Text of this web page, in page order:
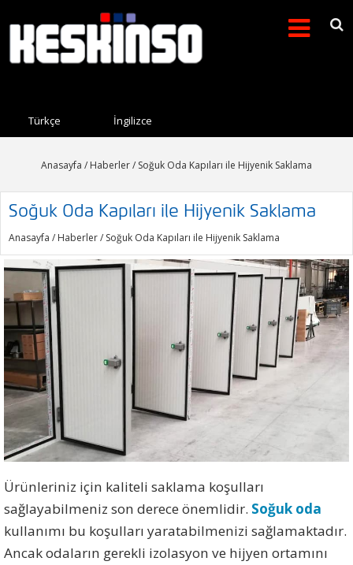
Arama formu
Türkçe İngilizce
Anasayfa / Haberler/ Soğuk Oda Kapıları ile Hijyenik Saklama
Soğuk Oda Kapıları ile Hijyenik Saklama
Anasayfa / Haberler/ Soğuk Oda Kapıları ile Hijyenik Saklama
Ürünleriniz için kaliteli saklama koşulları
sağlayabilmeniz son derece önemlidir. Soğuk oda
kullanımı bu koşulları yaratabilmenizi sağlamaktadır.
Ancak odaların gerekli izolasyon ve hijyen ortamını